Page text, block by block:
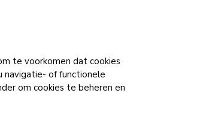
te voorkomen dat cookies
navigatie- of functionele
om cookies te beheren en